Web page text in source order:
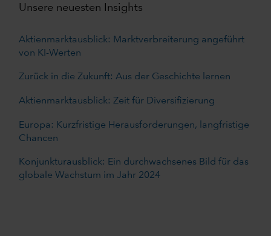
Unsere neuesten Insights
Aktienmarktausblick: Marktverbreiterung angeführt
von KI-Werten
Zurück in die Zukunft: Aus der Geschichte lernen
Aktienmarktausblick: Zeit für Diversifizierung
Europa: Kurzfristige Herausforderungen, langfristige
Chancen
Konjunkturausblick: Ein durchwachsenes Bild für das
globale Wachstum im Jahr 2024